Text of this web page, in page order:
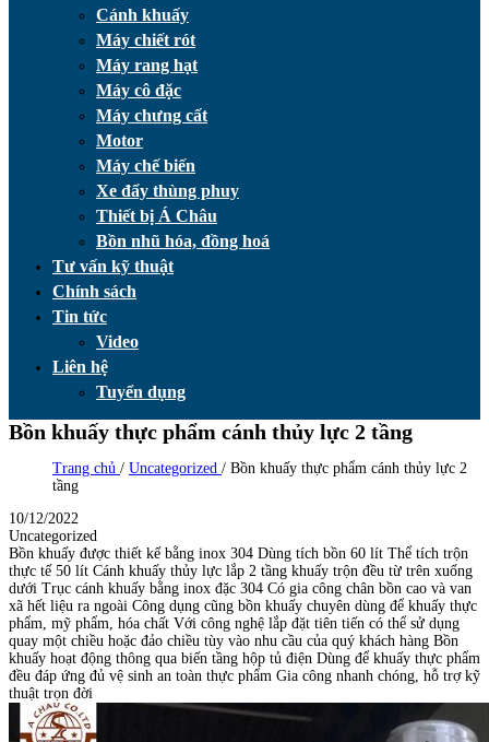
Cánh khuấy
Máy chiết rót
Máy rang hạt
Máy cô đặc
Máy chưng cất
Motor
Máy chế biến
Xe đẩy thùng phuy
Thiết bị Á Châu
Bồn nhũ hóa, đồng hoá
Tư vấn kỹ thuật
Chính sách
Tin tức
Video
Liên hệ
Tuyển dụng
Bồn khuấy thực phẩm cánh thủy lực 2 tầng
Trang chủ / Uncategorized / Bồn khuấy thực phẩm cánh thủy lực 2
tầng
10/12/2022
Uncategorized
Bồn khuấy được thiết kế bằng inox 304 Dùng tích bồn 60 lít Thể tích trộn
thực tế 50 lít Cánh khuấy thủy lực lắp 2 tầng khuấy trộn đều từ trên xuống
dưới Trục cánh khuấy bằng inox đặc 304 Có gia công chân bồn cao và van
xã hết liệu ra ngoài Công dụng cũng bồn khuấy chuyên dùng để khuấy thực
phẩm, mỹ phẩm, hóa chất Với công nghệ lắp đặt tiên tiến có thể sử dụng
quay một chiều hoặc đảo chiều tùy vào nhu cầu của quý khách hàng Bồn
khuấy hoạt động thông qua biến tầng hộp tủ điện Dùng để khuấy thực phẩm
đều đáp ứng đủ vệ sinh an toàn thực phẩm Gia công nhanh chóng, hỗ trợ kỹ
thuật trọn đời